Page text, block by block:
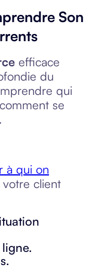
Son
efficace
du
qui
se
à qui on
client